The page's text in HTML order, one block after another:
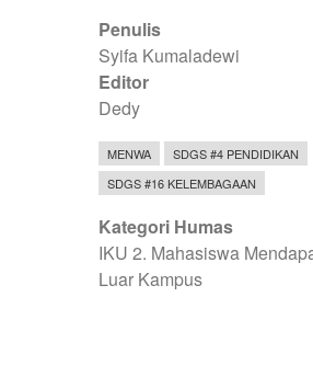
Penulis
Syifa Kumaladewi
Editor
Dedy
MENWA
SDGS #4 PENDIDIKAN
SDGS #16 KELEMBAGAAN
Kategori Humas
IKU 2. Mahasiswa
Luar Kampus